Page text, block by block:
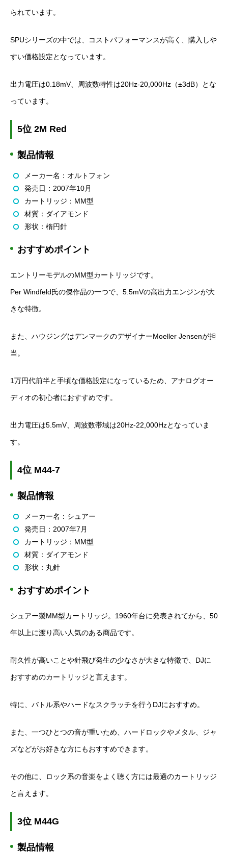
られています。
SPUシリーズの中では、コストパフォーマンスが高く、購入しや
すい価格設定となっています。
出力電圧は0.18mV、周波数特性は20Hz-20,000Hz（±3dB）とな
っています。
5位 2M Red
製品情報
メーカー名：オルトフォン
発売日：2007年10月
カートリッジ：MM型
材質：ダイアモンド
形状：楕円針
おすすめポイント
エントリーモデルのMM型カートリッジです。
Per Windfeld氏の傑作品の一つで、5.5mVの高出力エンジンが大
きな特徴。
また、ハウジングはデンマークのデザイナーMoeller Jensenが担
当。
1万円代前半と手頃な価格設定になっているため、アナログオー
ディオの初心者におすすめです。
出力電圧は5.5mV、周波数帯域は20Hz-22,000Hzとなっていま
す。
4位 M44-7
製品情報
メーカー名：シュアー
発売日：2007年7月
カートリッジ：MM型
材質：ダイアモンド
形状：丸針
おすすめポイント
シュアー製MM型カートリッジ。1960年台に発表されてから、50
年以上に渡り高い人気のある商品です。
耐久性が高いことや針飛び発生の少なさが大きな特徴で、DJに
おすすめのカートリッジと言えます。
特に、バトル系やハードなスクラッチを行うDJにおすすめ。
また、一つひとつの音が重いため、ハードロックやメタル、ジャ
ズなどがお好きな方にもおすすめできます。
その他に、ロック系の音楽をよく聴く方には最適のカートリッジ
と言えます。
3位 M44G
製品情報